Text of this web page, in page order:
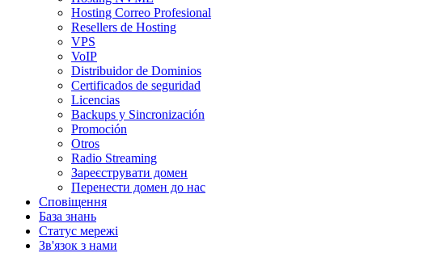
Hosting Correo Profesional
Resellers de Hosting
VPS
VoIP
Distribuidor de Dominios
Certificados de seguridad
Licencias
Backups y Sincronización
Promoción
Otros
Radio Streaming
Зареєструвати домен
Перенести домен до нас
Сповіщення
База знань
Статус мережі
Зв'язок з нами